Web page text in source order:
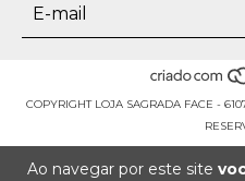
Ao navegar por este site
COPYRIGHT LOJA SAGRADA FACE -